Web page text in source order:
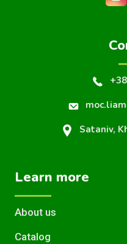
Sataniv,
Learn more
About us
Catalog